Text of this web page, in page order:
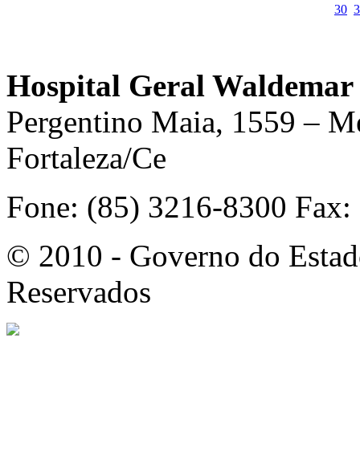
30
Hospital Geral
Pergentino Maia, 1559 –
Fortaleza/Ce
Fone: (85) 3216-8300
© 2010 - Governo do
Reservados